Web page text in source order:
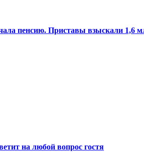
пенсию. Приставы взыскали 1,6
на любой вопрос гостя